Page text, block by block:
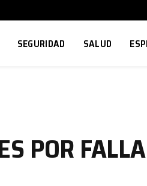
SEGURIDAD SALUD
POR